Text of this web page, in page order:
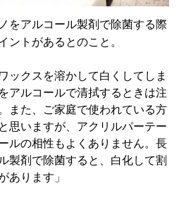
をアルコール製剤で除菌する際
ントがあるとのこと。
ックスを溶かして白くしてしま
アルコールで清拭するときは注
また、ご家庭で使われている方
思いますが、アクリルパーテー
ルの相性もよくありません。長
製剤で除菌すると、白化して割
あります」